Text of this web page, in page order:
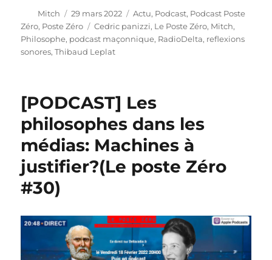
Auteur
Mitch
Publié
le
29 mars 2022 Catégories
Actu, Podcast, Podcast Poste
Zéro, Poste Zéro Étiquettes
Cedric panizzi, Le Poste Zéro, Mitch,
Philosophe, podcast maçonnique, RadioDelta, reflexions
sonores,Thibaud Leplat
[PODCAST] Les
philosophes dans les
médias: Machines à
justifier?(Le poste Zéro
#30)